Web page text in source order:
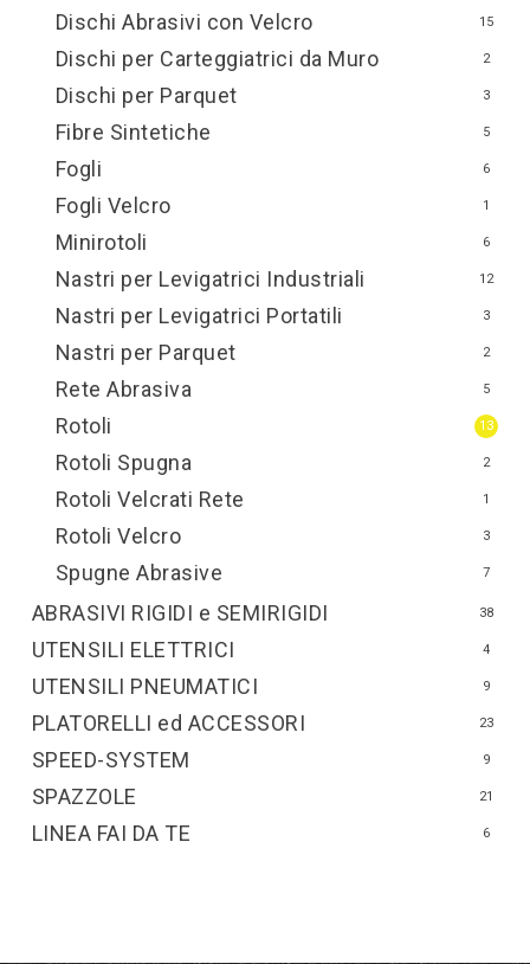
Dischi Abrasivi con Velcro 15
Dischi per Carteggiatrici da Muro 2
Dischi per Parquet 3
Fibre Sintetiche 5
Fogli 6
Fogli Velcro 1
Minirotoli 6
Nastri per Levigatrici Industriali 12
Nastri per Levigatrici Portatili 3
Nastri per Parquet 2
Rete Abrasiva 5
Rotoli 13
Rotoli Spugna 2
Rotoli Velcrati Rete 1
Rotoli Velcro 3
Spugne Abrasive 7
ABRASIVI RIGIDI e SEMIRIGIDI 38
LINEA FAI DA TE 6
PLATORELLI ed ACCESSORI 23
SPAZZOLE 21
SPEED-SYSTEM 9
UTENSILI ELETTRICI 4
UTENSILI PNEUMATICI 9